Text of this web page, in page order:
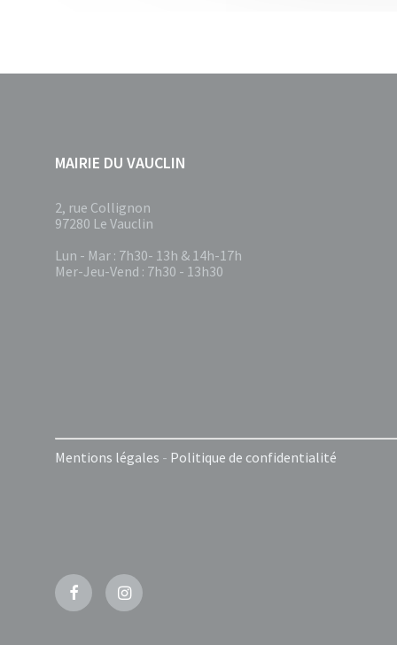
MAIRIE DU VAUCLIN
2, rue Collignon
97280 Le Vauclin
Lun - Mar : 7h30- 13h & 14h-17h
Mer-Jeu-Vend : 7h30 - 13h30
Mentions légales - Politique de confidentialité
FacebookInstagram